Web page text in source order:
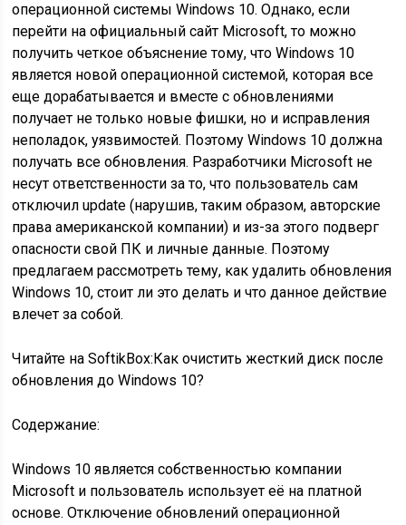
операционной системы Windows 10. Однако, если
перейти на официальный сайт Microsoft, то можно
получить четкое объяснение тому, что Windows 10
является новой операционной системой, которая все
еще дорабатывается и вместе с обновлениями
получает не только новые фишки, но и исправления
неполадок, уязвимостей. Поэтому Windows 10 должна
получать все обновления. Разработчики Microsoft не
несут ответственности за то, что пользователь сам
отключил update (нарушив, таким образом, авторские
права американской компании) и из-за этого подверг
опасности свой ПК и личные данные. Поэтому
предлагаем рассмотреть тему, как удалить обновления
Windows 10, стоит ли это делать и что данное действие
влечет за собой.
Читайте на SoftikBox:Как очистить жесткий диск после
обновления до Windows 10?
Содержание:
Windows 10 является собственностью компании
Microsoft и пользователь использует её на платной
основе. Отключение обновлений операционной